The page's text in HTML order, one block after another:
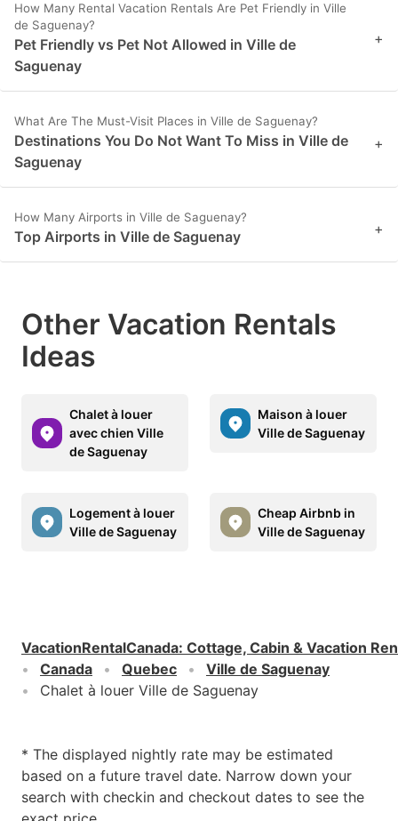
How Many Rental Vacation Rentals Are Pet Friendly in Ville
de Saguenay?
Pet Friendly vs Pet Not Allowed in Ville de
Saguenay
+
What Are The Must-Visit Places in Ville de Saguenay?
Destinations You Do Not Want To Miss in Ville de
Saguenay
+
How Many Airports in Ville de Saguenay?
Top Airports in Ville de Saguenay +
Other Vacation Rentals
Ideas
Chalet à louer
avec chien Ville
de Saguenay
Maison à louer
Ville de Saguenay
Logement à louer
Ville de Saguenay
Cheap Airbnb in
Ville de Saguenay
VacationRentalCanada: Cottage, Cabin & Vacation
Canada
Quebec
Ville de Saguenay
Chalet à louer Ville de Saguenay
* The displayed nightly rate may be estimated
based on a future travel date. Narrow down your
search with checkin and checkout dates to see the